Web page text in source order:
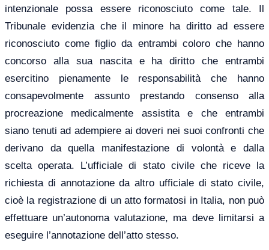
intenzionale possa essere riconosciuto come tale. Il
Tribunale evidenzia che il minore ha diritto ad essere
riconosciuto come figlio da entrambi coloro che hanno
concorso alla sua nascita e ha diritto che entrambi
esercitino pienamente le responsabilità che hanno
consapevolmente assunto prestando consenso alla
procreazione medicalmente assistita e che entrambi
siano tenuti ad adempiere ai doveri nei suoi confronti che
derivano da quella manifestazione di volontà e dalla
scelta operata. L’ufficiale di stato civile che riceve la
richiesta di annotazione da altro ufficiale di stato civile,
cioè la registrazione di un atto formatosi in Italia, non può
effettuare un’autonoma valutazione, ma deve limitarsi a
eseguire l’annotazione dell’atto stesso.